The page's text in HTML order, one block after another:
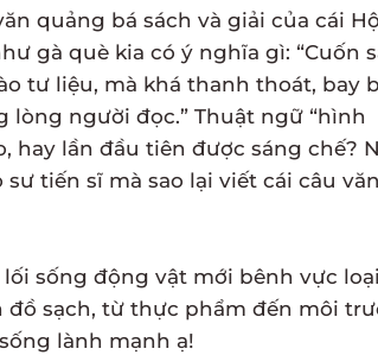
quảng bá sách và giải của cái
gà què kia có ý nghĩa gì: “Cuốn
tư liệu, mà khá thanh thoát, bay
người đọc.” Thuật ngữ “hình
hay lần đầu tiên được sáng chế?
tiến sĩ mà sao lại viết cái câu
sống động vật mới bênh vực
sạch, từ thực phẩm đến môi
lành mạnh ạ!